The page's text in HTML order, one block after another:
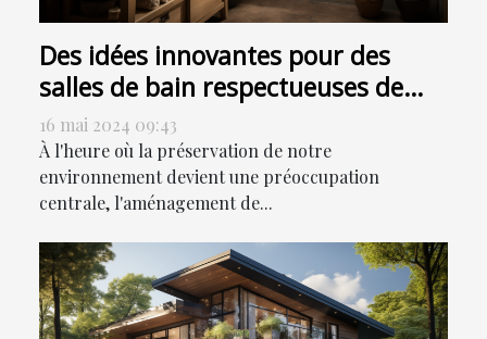
Des idées innovantes pour des
salles de bain respectueuses de
l'environnement
16 mai 2024 09:43
À l'heure où la préservation de notre
environnement devient une préoccupation
centrale, l'aménagement de...